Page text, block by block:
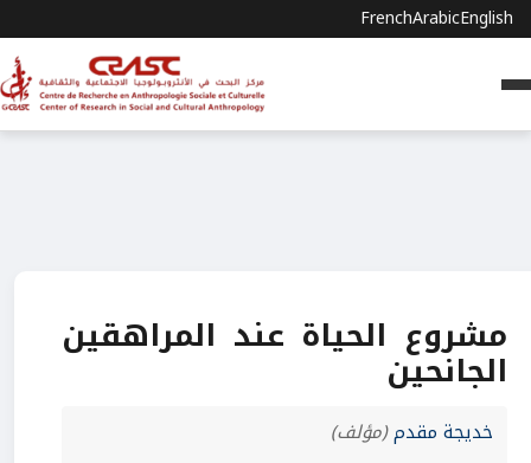
FrenchArabicEnglish
مشروع الحياة عند المراهقين
الجانحين
خديجة مقدم(مؤلف)